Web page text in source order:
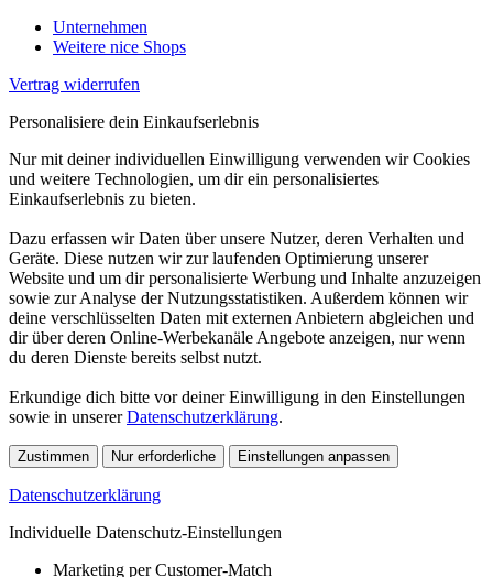
Unternehmen
Weitere nice Shops
Vertrag widerrufen
Personalisiere dein Einkaufserlebnis
Nur mit deiner individuellen Einwilligung verwenden wir Cookies
und weitere Technologien, um dir ein personalisiertes
Einkaufserlebnis zu bieten.
Dazu erfassen wir Daten über unsere Nutzer, deren Verhalten und
Geräte. Diese nutzen wir zur laufenden Optimierung unserer
Website und um dir personalisierte Werbung und Inhalte anzuzeigen
sowie zur Analyse der Nutzungsstatistiken. Außerdem können wir
deine verschlüsselten Daten mit externen Anbietern abgleichen und
dir über deren Online-Werbekanäle Angebote anzeigen, nur wenn
du deren Dienste bereits selbst nutzt.
Erkundige dich bitte vor deiner Einwilligung in den Einstellungen
sowie in unsererDatenschutzerklärung.
Zustimmen Nur erforderliche Einstellungen anpassen
Datenschutzerklärung
Individuelle Datenschutz-Einstellungen
Marketing per Customer-Match